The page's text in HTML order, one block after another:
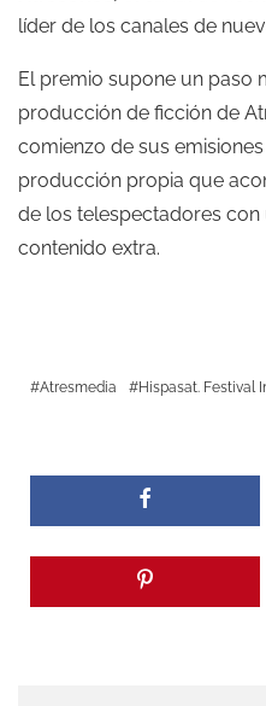
líder de los canales de
El premio supone un paso
producción de ficción de
comienzo de sus
producción propia que
de los telespectadores
contenido extra.
Atresmedia Hispasat. Festival